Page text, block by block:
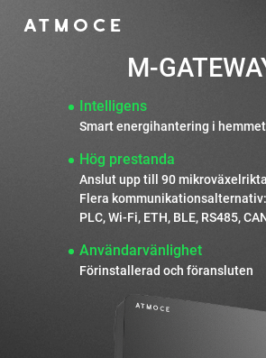
Produkter
M-ELV BattBank 2‑i‑1
Hitta lösningar
Översikt
Installatör
Översikt
Stöd för husägare
M-
Intelligens
Smart energihantering i hemmet
Hög prestanda
Anslut upp till 90
Flera kommunikationsalternativ:
PLC, Wi‑Fi, ETH, BLE, RS485,
Användarvänlighet
Förinstallerad och föransluten